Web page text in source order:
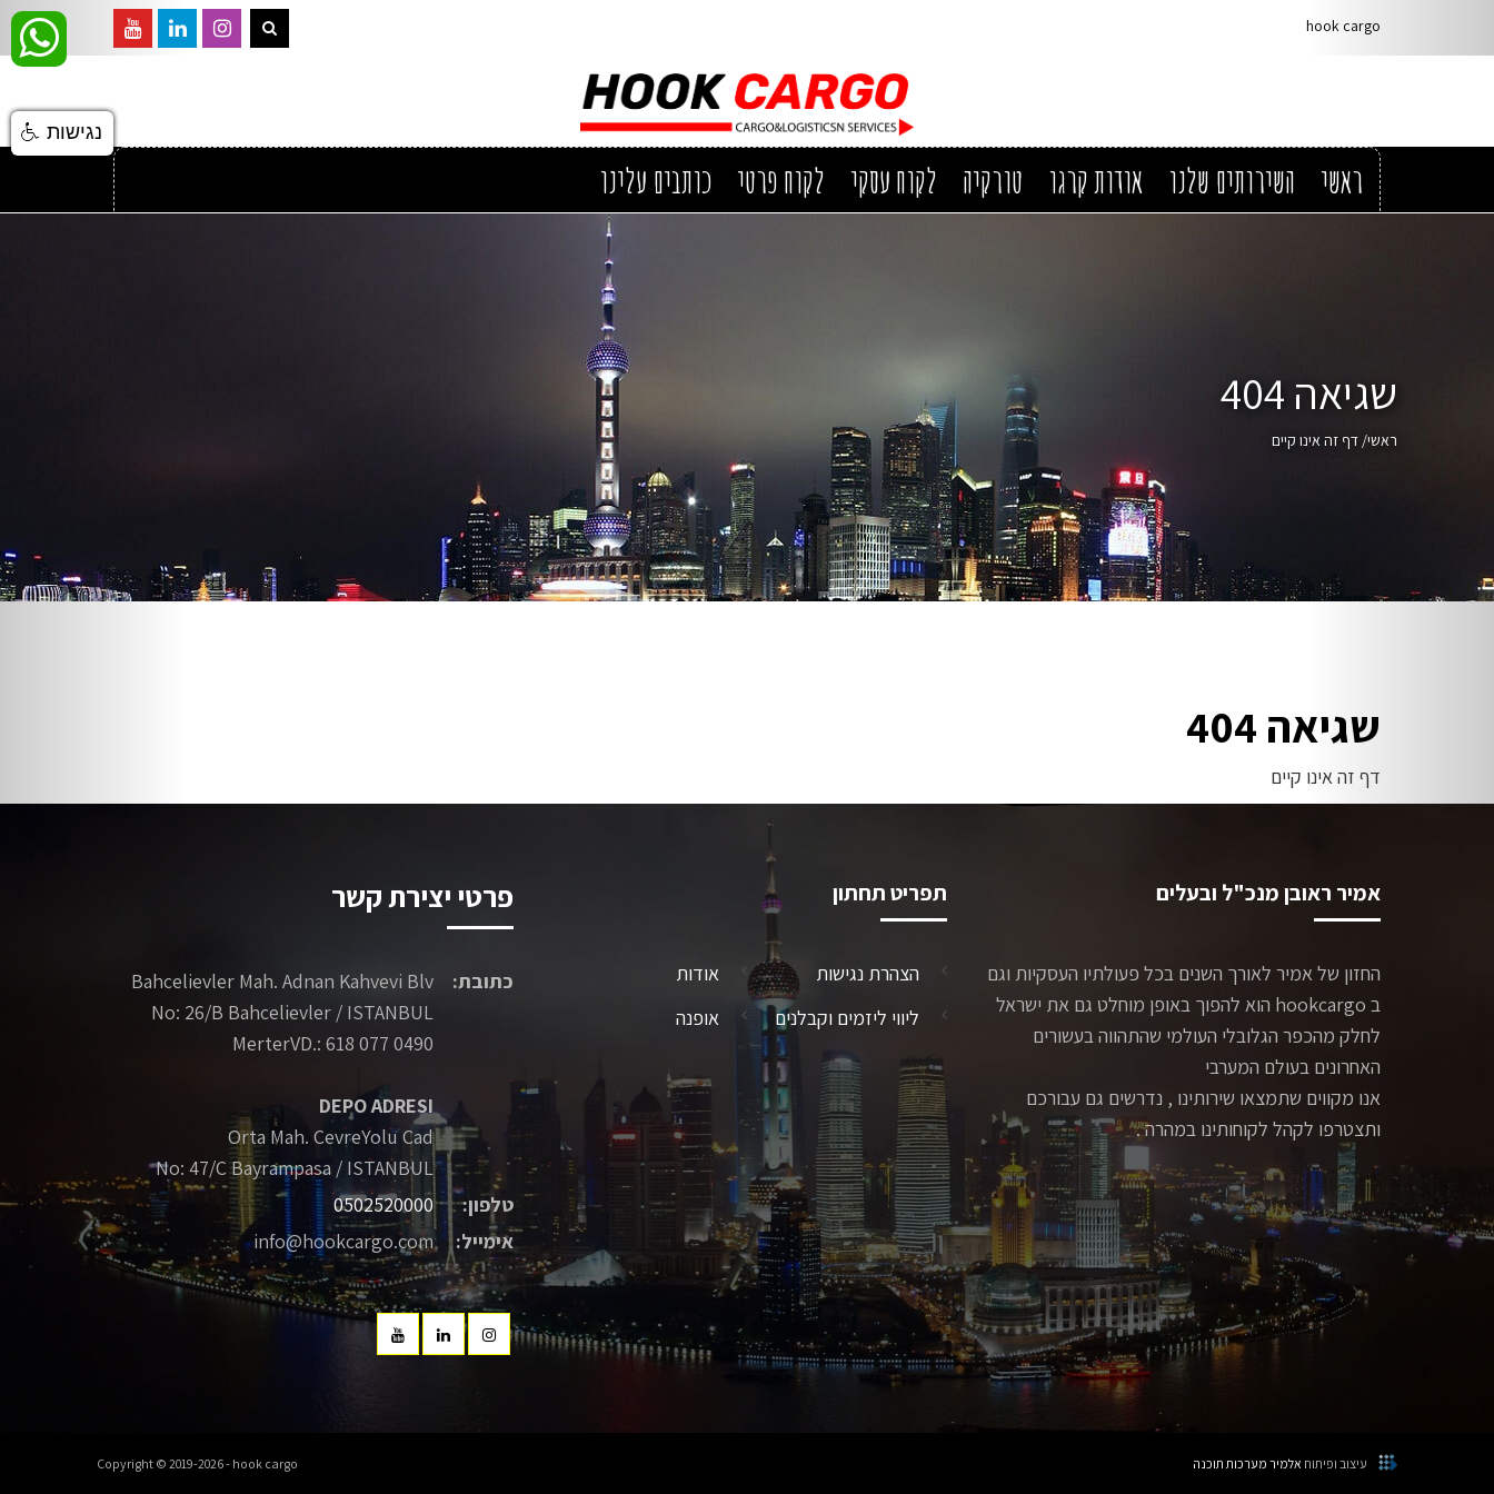
hook cargo
ראשי השירותים שלנו אודות קרגו טורקיה לקוח עסקי לקוח פרטי כותבים עלינו
שגיאה 404
ראשי/ דף זה אינו קיים
שגיאה 404
דף זה אינו קיים
אמיר ראובן מנכ"ל ובעלים
החזון של אמיר לאורך השנים בכל פעולתיו העסקיות וגם
ב hookcargo הוא להפוך באופן מוחלט גם את ישראל
לחלק מהכפר הגלובלי העולמי שהתהווה בעשורים
האחרונים בעולם המערבי
אנו מקווים שתמצאו שירותינו , נדרשים גם עבורכם
ותצטרפו לקהל לקוחותינו במהרה .
תפריט תחתון
הצהרת נגישות
אודות
ליווי ליזמים וקבלנים
אופנה
פרטי יצירת קשר
כתובת:
Bahcelievler Mah. Adnan Kahvevi Blv
No: 26/B Bahcelievler / ISTANBUL
MerterVD.: 618 077 0490
DEPO ADRESI
Orta Mah. CevreYolu Cad
No: 47/C Bayrampasa / ISTANBUL
טלפון:
0502520000
אימייל:
info@hookcargo.com
Copyright © 2019-2026 - hook cargo עיצוב ופיתוח אלמיר מערכות תוכנה
נגישות